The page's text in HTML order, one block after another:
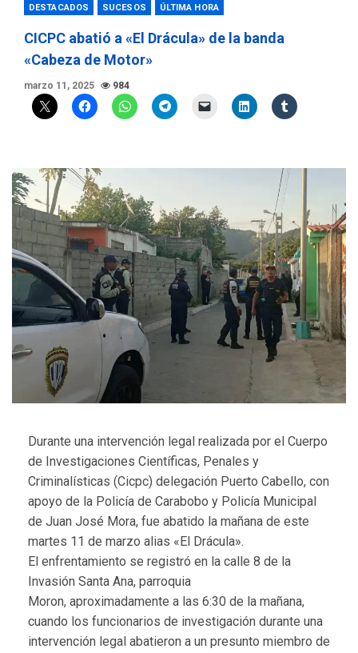
DESTACADOS SUCESOS ÚLTIMA HORA
CICPC abatió a «El Drácula» de la banda
«Cabeza de Motor»
marzo 11, 2025 984
Durante una intervención legal realizada por el Cuerpo
de Investigaciones Científicas, Penales y
Criminalísticas (Cicpc) delegación Puerto Cabello, con
apoyo de la Policía de Carabobo y Policía Municipal
de Juan José Mora, fue abatido la mañana de este
martes 11 de marzo alias «El Drácula».
El enfrentamiento se registró en la calle 8 de la
Invasión Santa Ana, parroquia
Moron, aproximadamente a las 6:30 de la mañana,
cuando los funcionarios de investigación durante una
intervención legal abatieron a un presunto miembro de